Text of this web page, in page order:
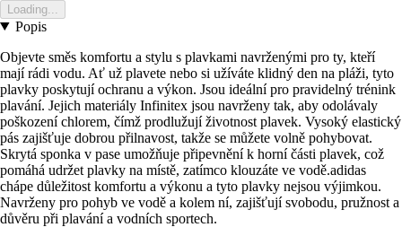
Loading...
Popis
Objevte směs komfortu a stylu s plavkami navrženými pro ty, kteří
mají rádi vodu. Ať už plavete nebo si užíváte klidný den na pláži, tyto
plavky poskytují ochranu a výkon. Jsou ideální pro pravidelný trénink
plavání. Jejich materiály Infinitex jsou navrženy tak, aby odolávaly
poškození chlorem, čímž prodlužují životnost plavek. Vysoký elastický
pás zajišťuje dobrou přilnavost, takže se můžete volně pohybovat.
Skrytá sponka v pase umožňuje připevnění k horní části plavek, což
pomáhá udržet plavky na místě, zatímco klouzáte ve vodě.adidas
chápe důležitost komfortu a výkonu a tyto plavky nejsou výjimkou.
Navrženy pro pohyb ve vodě a kolem ní, zajišťují svobodu, pružnost a
důvěru při plavání a vodních sportech.